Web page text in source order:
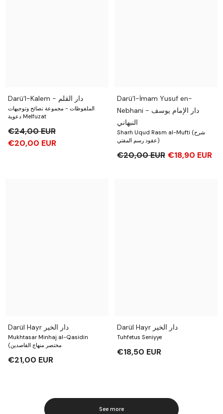
Darü'l-Kalem - دار القلم
الملفوظات - مجموعة نصائح وتوجيهات
دعوية Melfuzat
€24,00 EUR
€20,00 EUR
Darü'l-İmam Yusuf en-
Nebhani - دار الإمام يوسف
النبهاني
Sharh Uqud Rasm al-Mufti (شرح
عقود رسم المفتي)
€20,00 EUR €18,90 EUR
Darül Hayr دار الخير
Mukhtasar Minhaj al-Qasidin
(مختصر منهاج القاصدين
€21,00 EUR
Darül Hayr دار الخير
Tuhfetus Seniyye
€18,50 EUR
See more